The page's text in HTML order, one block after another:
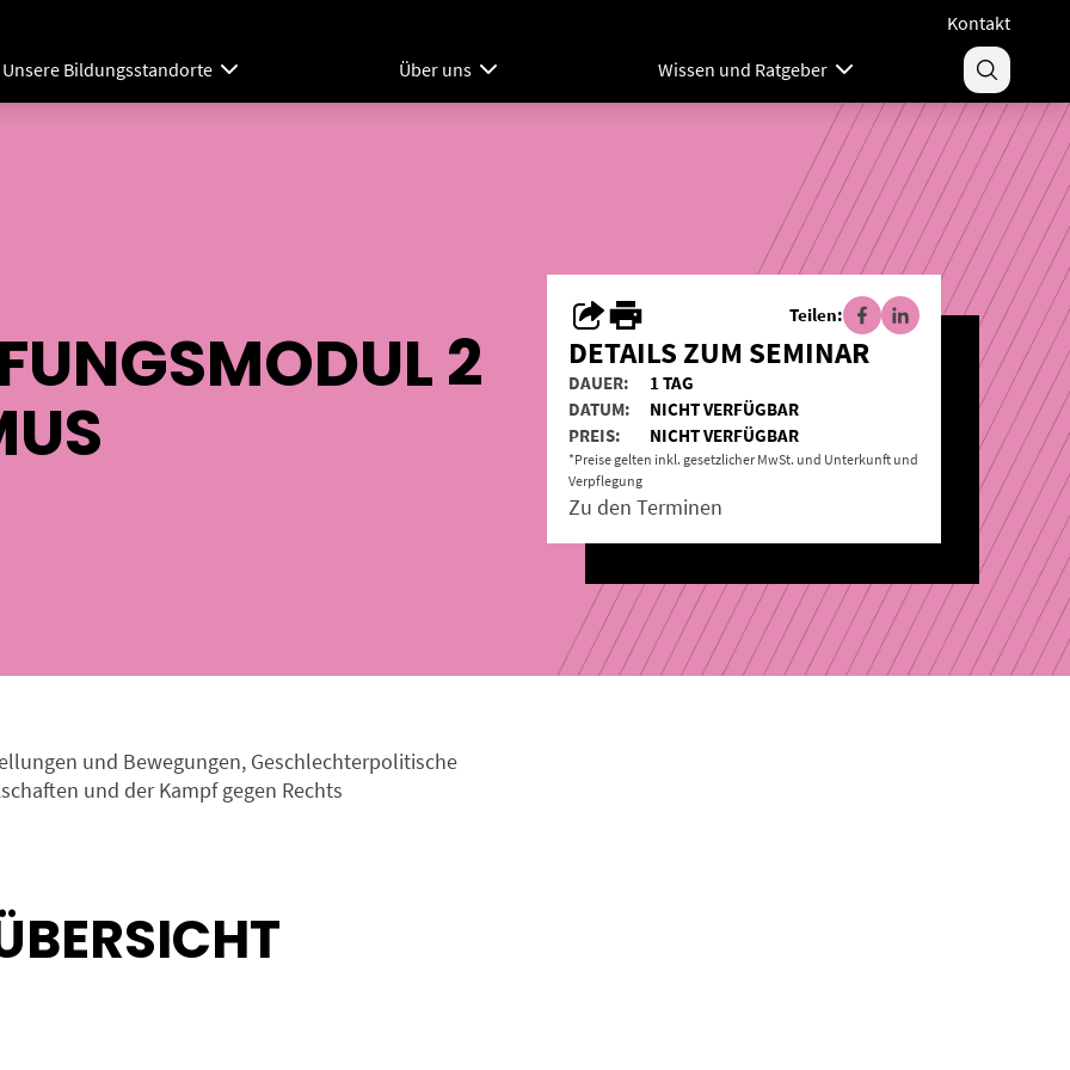
Kontakt
Unsere Bildungsstandorte
Über uns Wissen und Ratgeber
2
Teilen:
DETAILS ZUM SEMINAR
DAUER:
1 TAG
DATUM:
NICHT VERFÜGBAR
PREIS:
NICHT VERFÜGBAR
*Preise gelten inkl. gesetzlicher MwSt. und Unterkunft und
Verpflegung
Zu den Terminen
und Bewegungen, Geschlechterpolitische
und der Kampf gegen Rechts